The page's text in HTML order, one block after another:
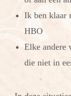
Ik ben klaar
HBO
Elke andere
die niet in